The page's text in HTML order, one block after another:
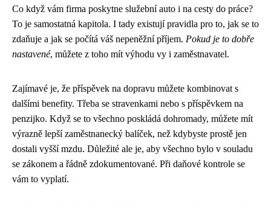
Co když vám firma poskytne služební auto i na cesty do práce?
To je samostatná kapitola. I tady existují pravidla pro to, jak se to
zdaňuje a jak se počítá váš nepeněžní příjem. Pokud je to dobře
nastavené, můžete z toho mít výhodu vy i zaměstnavatel.
Zajímavé je, že příspěvek na dopravu můžete kombinovat s
dalšími benefity. Třeba se stravenkami nebo s příspěvkem na
penzijko. Když se to všechno poskládá dohromady, můžete mít
výrazně lepší zaměstnanecký balíček, než kdybyste prostě jen
dostali vyšší mzdu. Důležité ale je, aby všechno bylo v souladu
se zákonem a řádně zdokumentované. Při daňové kontrole se
vám to vyplatí.